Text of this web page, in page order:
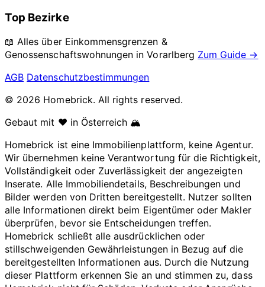
Top Bezirke
📖 Alles über Einkommensgrenzen &
Genossenschaftswohnungen inVorarlberg Zum Guide →
AGB Datenschutzbestimmungen
© 2026 Homebrick. All rights reserved.
Gebaut mit ❤️ in Österreich 🏔️
Homebrick ist eine Immobilienplattform, keine Agentur.
Wir übernehmen keine Verantwortung für die Richtigkeit,
Vollständigkeit oder Zuverlässigkeit der angezeigten
Inserate. Alle Immobiliendetails, Beschreibungen und
Bilder werden von Dritten bereitgestellt. Nutzer sollten
alle Informationen direkt beim Eigentümer oder Makler
überprüfen, bevor sie Entscheidungen treffen.
Homebrick schließt alle ausdrücklichen oder
stillschweigenden Gewährleistungen in Bezug auf die
bereitgestellten Informationen aus. Durch die Nutzung
dieser Plattform erkennen Sie an und stimmen zu, dass